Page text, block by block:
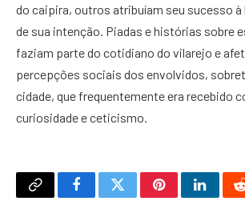
do caipira, outros atribuíam seu sucesso à
de sua intenção. Piadas e histórias sobre
faziam parte do cotidiano do vilarejo e
percepções sociais dos envolvidos,
cidade, que frequentemente era recebido
curiosidade e ceticismo.
Copy FacebookTwitterPinterest